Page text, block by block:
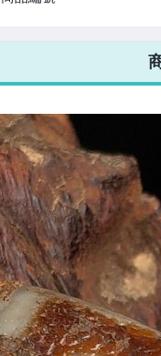
7-ELEVEN 運費
不限金額、筆數